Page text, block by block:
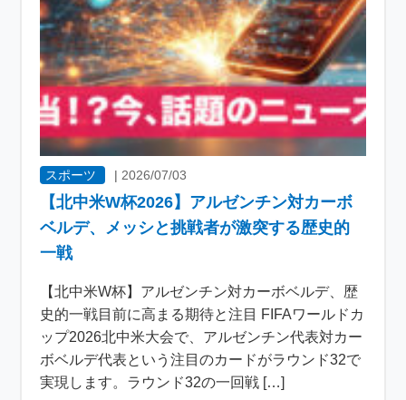
スポーツ |2026/07/03
【北中米W杯2026】アルゼンチン対カーボ
ベルデ、メッシと挑戦者が激突する歴史的
一戦
【北中米W杯】アルゼンチン対カーボベルデ、歴
史的一戦目前に高まる期待と注目 FIFAワールドカ
ップ2026北中米大会で、アルゼンチン代表対カー
ボベルデ代表という注目のカードがラウンド32で
実現します。ラウンド32の一回戦 […]